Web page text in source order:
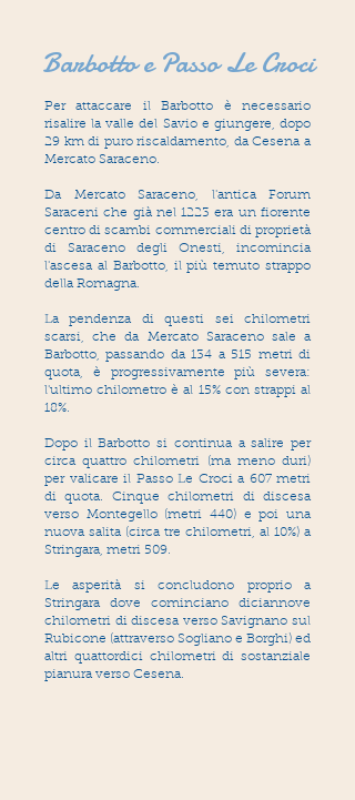
Barbotto e Passo Le Croci
Per attaccare il Barbotto è necessario
risalire la valle del Savio e giungere, dopo
29 km di puro riscaldamento, da Cesena a
Mercato Saraceno.
Da Mercato Saraceno, l'antica Forum
Saraceni che già nel 1223 era un fiorente
centro di scambi commerciali di proprietà
di Saraceno degli Onesti, incomincia
l'ascesa al Barbotto, il più temuto strappo
della Romagna.
La pendenza di questi sei chilometri
scarsi, che da Mercato Saraceno sale a
Barbotto, passando da 134 a 515 metri di
quota, è progressivamente più severa:
l'ultimo chilometro è al 15% con strappi al
18%.
Dopo il Barbotto si continua a salire per
circa quattro chilometri (ma meno duri)
per valicare il Passo Le Croci a 607 metri
di quota. Cinque chilometri di discesa
verso Montegello (metri 440) e poi una
nuova salita (circa tre chilometri, al 10%) a
Stringara, metri 509.
Le asperità si concludono proprio a
Stringara dove cominciano diciannove
chilometri di discesa verso Savignano sul
Rubicone (attraverso Sogliano e Borghi) ed
altri quattordici chilometri di sostanziale
pianura verso Cesena.